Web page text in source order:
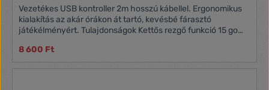
Vezetékes USB kontroller 2m hosszú kábellel. Ergonomikus
kialakítás az akár órákon át tartó, kevésbé fárasztó
játékélményért. Tulajdonságok Kettős rezgő funkció 15 gomb
Kompatibilitás: PS3, Windows, Android BOX és TV
Csatlakozás: USB Type A - USB Type C Kábelhossz: 2 méter
8 600 Ft